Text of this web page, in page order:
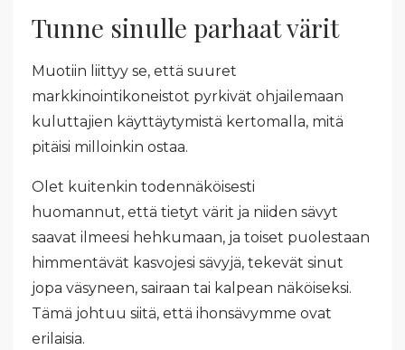
Tunne sinulle parhaat värit
Muotiin liittyy se, että suuret
markkinointikoneistot pyrkivät ohjailemaan
kuluttajien käyttäytymistä kertomalla, mitä
pitäisi milloinkin ostaa.
Olet kuitenkin todennäköisesti
huomannut, että tietyt värit ja niiden sävyt
saavat ilmeesi hehkumaan, ja toiset puolestaan
himmentävät kasvojesi sävyjä, tekevät sinut
jopa väsyneen, sairaan tai kalpean näköiseksi.
Tämä johtuu siitä, että ihonsävymme ovat
erilaisia.